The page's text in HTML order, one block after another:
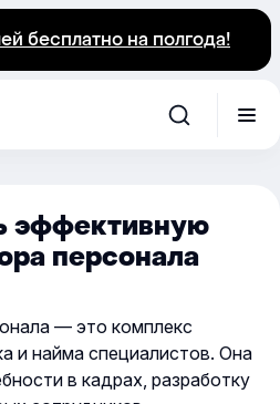
бесплатно на полгода!
эффективную
персонала
— это комплекс
и найма специалистов. Она
в кадрах, разработку